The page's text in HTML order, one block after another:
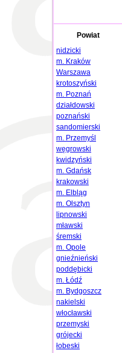
Powiat
nidzicki
m. Kraków
Warszawa
krotoszyński
m. Poznań
działdowski
poznański
sandomierski
m. Przemyśl
węgrowski
kwidzyński
m. Gdańsk
krakowski
m. Elbląg
m. Olsztyn
lipnowski
mławski
śremski
m. Opole
gnieźnieński
poddębicki
m. Łódź
m. Bydgoszcz
nakielski
włocławski
przemyski
grójecki
łobeski